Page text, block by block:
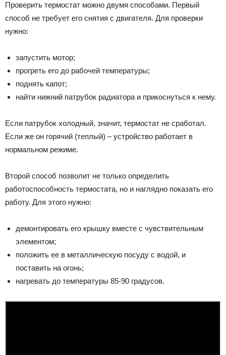
Проверить термостат можно двумя способами. Первый
способ не требует его снятия с двигателя. Для проверки
нужно:
запустить мотор;
прогреть его до рабочей температуры;
поднять капот;
найти нижний патрубок радиатора и прикоснуться к нему.
Если патрубок холодный, значит, термостат не сработал.
Если же он горячий (теплый) – устройство работает в
нормальном режиме.
Второй способ позволит не только определить
работоспособность термостата, но и наглядно показать его
работу. Для этого нужно:
демонтировать его крышку вместе с чувствительным
элементом;
положить ее в металлическую посуду с водой, и
поставить на огонь;
нагревать до температуры 85-90 градусов.